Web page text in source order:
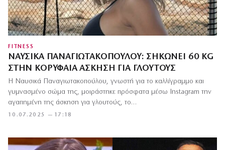
FITNESS
ΝΑΥΣΙΚΆ ΠΑΝΑΓΙΩΤΑΚΟΠΟΎΛΟΥ: ΣΗΚΏΝΕΙ 60 KG
ΣΤΗΝ ΚΟΡΥΦΑΊΑ ΆΣΚΗΣΗ ΓΙΑ ΓΛΟΥΤΟΎΣ
10.07.2025 — 17:18
Η Ναυσικά Παναγιωτακοπούλου, γνωστή για το καλλίγραμμο και
γυμνασμένο σώμα της, μοιράστηκε πρόσφατα μέσω Instagram την
αγαπημένη της άσκηση για γλουτούς, το…